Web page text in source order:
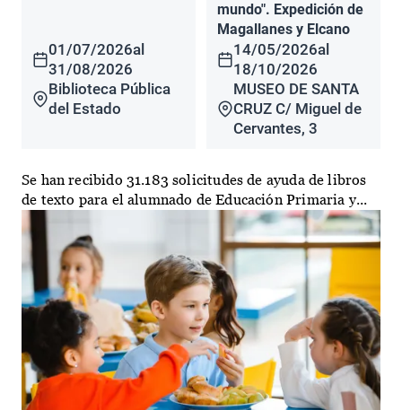
01/07/2026al
31/08/2026
Biblioteca Pública
del Estado
mundo". Expedición de
Magallanes y Elcano
14/05/2026al
18/10/2026
MUSEO DE SANTA
CRUZ C/ Miguel de
Cervantes, 3
Se han recibido 31.183 solicitudes de ayuda de libros
de texto para el alumnado de Educación Primaria y...